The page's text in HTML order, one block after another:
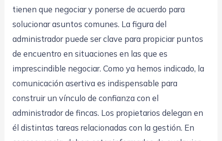
tienen que negociar y ponerse de acuerdo para
solucionar asuntos comunes. La figura del
administrador puede ser clave para propiciar puntos
de encuentro en situaciones en las que es
imprescindible negociar. Como ya hemos indicado, la
comunicación asertiva es indispensable para
construir un vínculo de confianza con el
administrador de fincas. Los propietarios delegan en
él distintas tareas relacionadas con la gestión. En